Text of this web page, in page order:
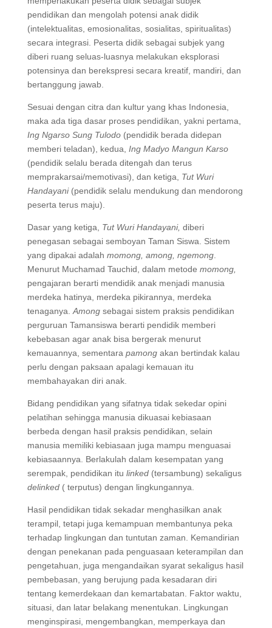
pendidikan dan mengolah potensi anak didik
(intelektualitas, emosionalitas, sosialitas, spiritualitas)
secara integrasi. Peserta didik sebagai subjek yang
diberi ruang seluas-luasnya melakukan eksplorasi
potensinya dan berekspresi secara kreatif, mandiri, dan
bertanggung jawab.
Sesuai dengan citra dan kultur yang khas Indonesia,
maka ada tiga dasar proses pendidikan, yakni pertama,
Ing Ngarso Sung Tulodo (pendidik berada didepan
memberi teladan), kedua, Ing Madyo Mangun Karso
(pendidik selalu berada ditengah dan terus
memprakarsai/memotivasi), dan ketiga, Tut Wuri
Handayani (pendidik selalu mendukung dan mendorong
peserta terus maju).
Dasar yang ketiga, Tut Wuri Handayani, diberi
penegasan sebagai semboyan Taman Siswa. Sistem
yang dipakai adalah momong, among, ngemong.
Menurut Muchamad Tauchid, dalam metode momong,
pengajaran berarti mendidik anak menjadi manusia
merdeka hatinya, merdeka pikirannya, merdeka
tenaganya. Among sebagai sistem praksis pendidikan
perguruan Tamansiswa berarti pendidik memberi
kebebasan agar anak bisa bergerak menurut
kemauannya, sementara pamong akan bertindak kalau
perlu dengan paksaan apalagi kemauan itu
membahayakan diri anak.
Bidang pendidikan yang sifatnya tidak sekedar opini
pelatihan sehingga manusia dikuasai kebiasaan
berbeda dengan hasil praksis pendidikan, selain
manusia memiliki kebiasaan juga mampu menguasai
kebiasaannya. Berlakulah dalam kesempatan yang
serempak, pendidikan itu linked (tersambung) sekaligus
delinked ( terputus) dengan lingkungannya.
Hasil pendidikan tidak sekadar menghasilkan anak
terampil, tetapi juga kemampuan membantunya peka
terhadap lingkungan dan tuntutan zaman. Kemandirian
dengan penekanan pada penguasaan keterampilan dan
pengetahuan, juga mengandaikan syarat sekaligus hasil
pembebasan, yang berujung pada kesadaran diri
tentang kemerdekaan dan kemartabatan. Faktor waktu,
situasi, dan latar belakang menentukan. Lingkungan
menginspirasi, mengembangkan, memperkaya dan